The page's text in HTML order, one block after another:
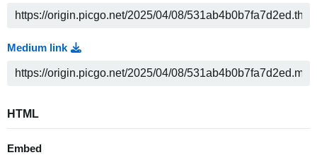
Medium link
HTML
Embed